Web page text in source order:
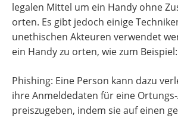
legalen Mittel um ein Handy ohne
orten. Es gibt jedoch einige
unethischen Akteuren verwendet
ein Handy zu orten, wie zum Beispiel:
Phishing: Eine Person kann dazu
ihre Anmeldedaten für eine
preiszugeben, indem sie auf einen